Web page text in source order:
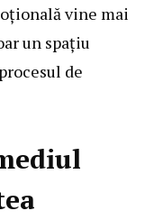
vine mai
un spațiu
de